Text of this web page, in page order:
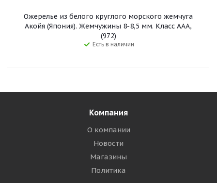
Ожерелье из белого круглого морского жемчуга
Акойя (Япония). Жемчужины 8-8,5 мм. Класс ААА,
(972)
Есть в наличии
Компания
О компании
Новости
Магазины
Политика